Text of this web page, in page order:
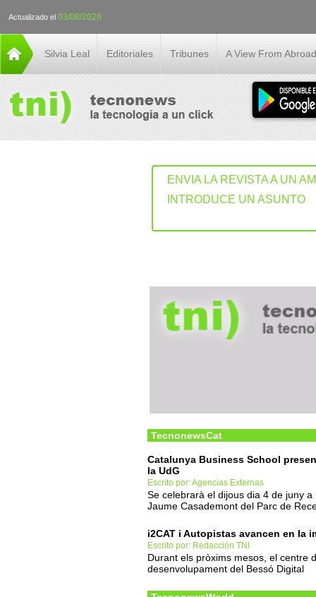
Actualizado el 03/08/2026
Silvia Leal Editoriales Tribunes A View From Abroad
ENVIA LA REVISTA A UN
INTRODUCE UN ASUNTO
TecnonewsCat
Catalunya Business School
la UdG
Escrito por: Agencias Externas
Se celebrarà el dijous dia 4 de juny
Jaume Casademont del Parc de
i2CAT i Autopistas avancen en la
Escrito por: Redacción TNI
Durant els pròxims mesos, el centre
desenvolupament del Bessó Digital